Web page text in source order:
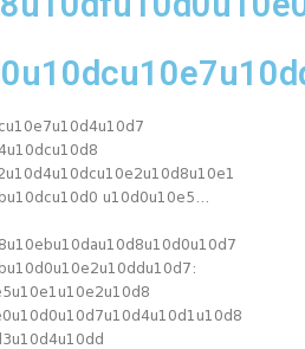
u10d0u10e5…